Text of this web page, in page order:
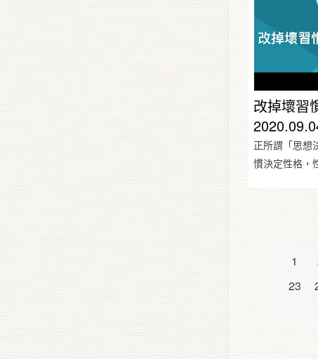
改掉壞習
正所謂「思想
慣決定性格，
1
23